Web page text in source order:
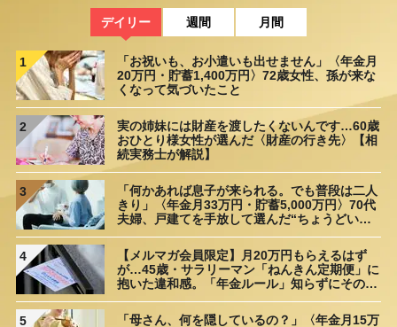
デイリー 週間 月間
1
「お祝いも、お小遣いも出せません」〈年金月
20万円・貯蓄1,400万円〉72歳女性、孫が来な
くなって気づいたこと
2
実の姉妹には財産を渡したくないんです…60歳
おひとり様女性が選んだ〈財産の行き先〉【相
続実務士が解説】
3
「何かあれば息子が来られる。でも普段は二人
きり」〈年金月33万円・貯蓄5,000万円〉70代
夫婦、戸建てを手放して選んだ“ちょうどいい
距離”
4
【メルマガ会員限定】月20万円もらえるはず
が…45歳・サラリーマン「ねんきん定期便」に
抱いた違和感。「年金ルール」知らずにそのま
ま20年…65歳で受け取ることになる年金額に唖
然「何かの間違いでは？」
5 「母さん、何を隠しているの？」〈年金月15万